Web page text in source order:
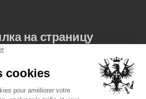
на страницу
Агентства